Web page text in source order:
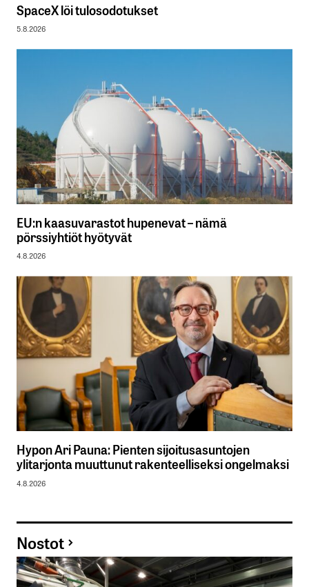
SpaceX löi tulosodotukset
5.8.2026
EU:n kaasuvarastot hupenevat – nämä
pörssiyhtiöt hyötyvät
4.8.2026
Hypon Ari Pauna: Pienten sijoitusasuntojen
ylitarjonta muuttunut rakenteelliseksi ongelmaksi
4.8.2026
Nostot